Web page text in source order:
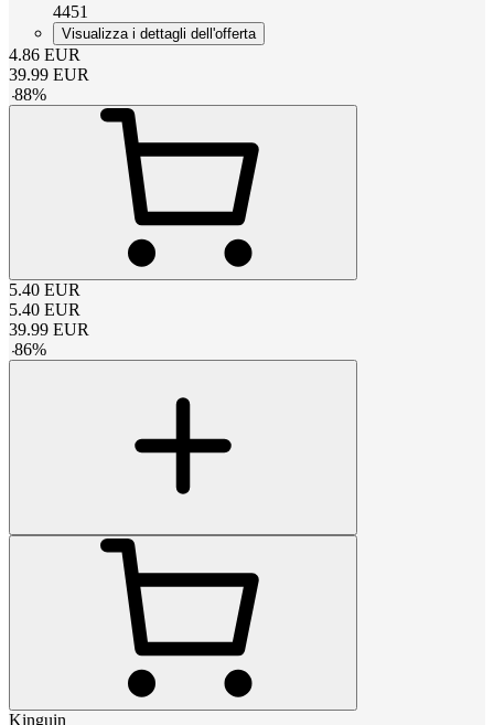
4451
Visualizza i dettagli dell'offerta
4.86 EUR
39.99 EUR
-88%
5.40 EUR
5.40 EUR
39.99 EUR
-86%
Kinguin